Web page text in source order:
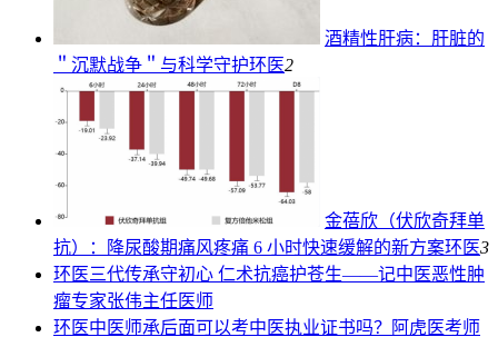
酒精性肝病：肝脏的
＂沉默战争＂与科学守护环医2
金蓓欣（伏欣奇拜单
抗）：降尿酸期痛风疼痛 6 小时快速缓解的新方案环医3
环医三代传承守初心 仁术抗癌护苍生——记中医恶性肿
瘤专家张伟主任医师
环医中医师承后面可以考中医执业证书吗？阿虎医考师